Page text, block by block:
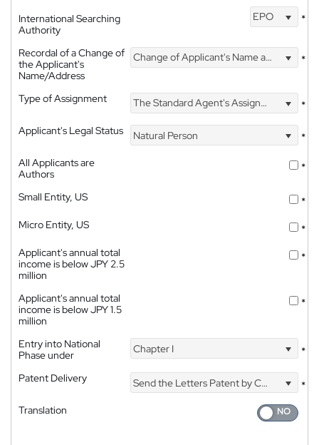
International Searching
Authority
EPO *
Recordal of a Change of
the Applicant's
Name/Address
Change of Applicant's Name and Address *
Type of Assignment The Standard Agent's Assignment
*
Applicant's Legal Status
Natural Person
*
All Applicants are
Authors
*
Small Entity, US
*
Micro Entity, US
*
Applicant's annual total
income is below JPY 2.5
million
*
Applicant's annual total
income is below JPY 1.5
million
*
Entry into National
Phase under
Chapter I *
Patent Delivery Send the Letters Patent by Courier
*
Translation